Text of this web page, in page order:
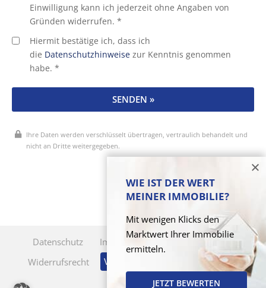
Einwilligung kann ich jederzeit ohne Angaben von
Gründen widerrufen. *
Hiermit bestätige ich, dass ich
die Datenschutzhinweise zur Kenntnis genommen
habe. *
SENDEN »
Ihre Daten werden verschlüsselt übertragen, vertraulich behandelt und
nicht an Dritte weitergegeben.
Datenschutz Impressum
Cookie-Verwaltung
Widerrufsrecht
Vertrag widerrufen KI-Nutzung
WIE IST DER WERT
MEINER IMMOBILIE?
Mit wenigen Klicks den
Marktwert Ihrer Immobilie
ermitteln.
JETZT BEWERTEN